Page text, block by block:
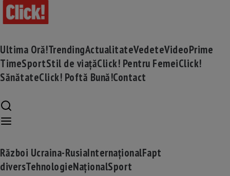
Ultima Oră!TrendingActualitateVedeteVideoPrime
TimeSportStil de viațăClick! Pentru FemeiClick!
SănătateClick! Poftă Bună!Contact
Război Ucraina-RusiaInternaționalFapt
diversTehnologieNaționalSport